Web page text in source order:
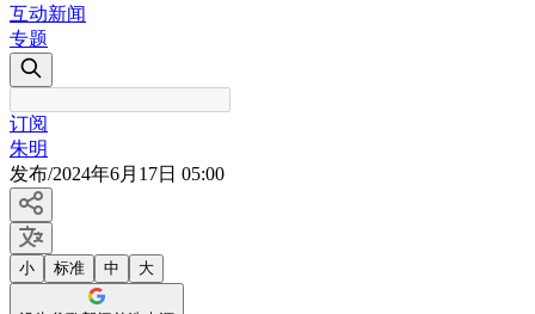
互动新闻
专题
订阅
朱明
发布/2024年6月17日 05:00
小 标准 中 大